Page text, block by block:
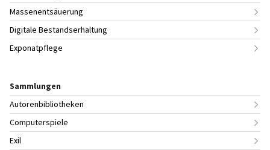
Massenentsäuerung
Digitale Bestandserhaltung
Exponatpflege
Sammlungen
Autorenbibliotheken
Computerspiele
Exil